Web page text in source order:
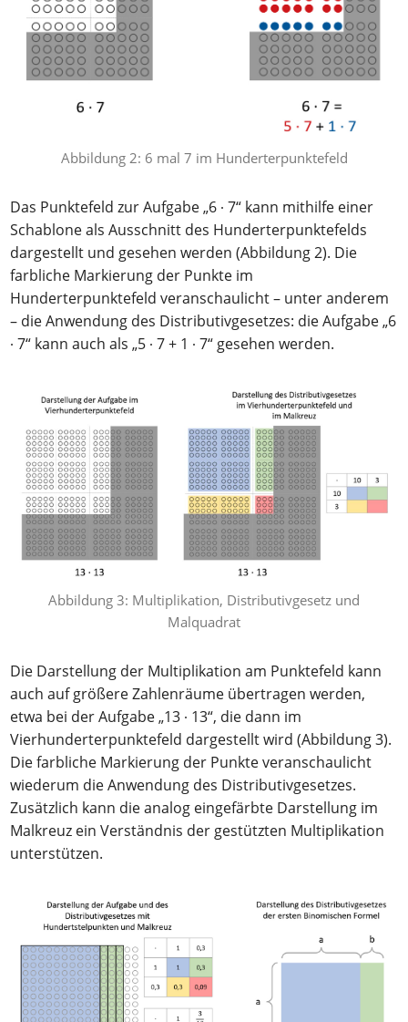
Abbildung 2: 6 mal 7 im Hunderterpunktefeld
Das Punktefeld zur Aufgabe „6 ∙ 7“ kann mithilfe einer
Schablone als Ausschnitt des Hunderterpunktefelds
dargestellt und gesehen werden (Abbildung 2). Die
farbliche Markierung der Punkte im
Hunderterpunktefeld veranschaulicht – unter anderem
– die Anwendung des Distributivgesetzes: die Aufgabe „6
∙ 7“ kann auch als „5 ∙ 7 + 1 ∙ 7“ gesehen werden.
Abbildung 3: Multiplikation, Distributivgesetz und
Malquadrat
Die Darstellung der Multiplikation am Punktefeld kann
auch auf größere Zahlenräume übertragen werden,
etwa bei der Aufgabe „13 ∙ 13“, die dann im
Vierhunderterpunktefeld dargestellt wird (Abbildung 3).
Die farbliche Markierung der Punkte veranschaulicht
wiederum die Anwendung des Distributivgesetzes.
Zusätzlich kann die analog eingefärbte Darstellung im
Malkreuz ein Verständnis der gestützten Multiplikation
unterstützen.